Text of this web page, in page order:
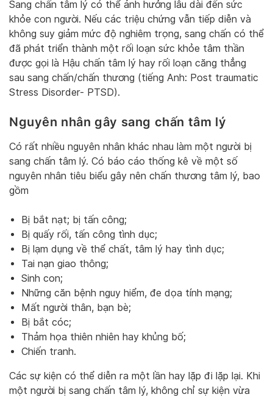
Sang chấn tâm lý có thể ảnh hưởng lâu dài đến sức
khỏe con người. Nếu các triệu chứng vẫn tiếp diễn và
không suy giảm mức độ nghiêm trọng, sang chấn có thể
đã phát triển thành một rối loạn sức khỏe tâm thần
được gọi là Hậu chấn tâm lý hay rối loạn căng thẳng
sau sang chấn/chấn thương (tiếng Anh: Post traumatic
Stress Disorder- PTSD).
Nguyên nhân gây sang chấn tâm lý
Có rất nhiều nguyên nhân khác nhau làm một người bị
sang chấn tâm lý. Có báo cáo thống kê về một số
nguyên nhân tiêu biểu gây nên chấn thương tâm lý, bao
gồm
Bị bắt nạt; bị tấn công;
Bị quấy rối, tấn công tình dục;
Bị lạm dụng về thể chất, tâm lý hay tình dục;
Tai nạn giao thông;
Sinh con;
Những căn bệnh nguy hiểm, đe dọa tính mạng;
Mất người thân, bạn bè;
Bị bắt cóc;
Thảm họa thiên nhiên hay khủng bố;
Chiến tranh.
Các sự kiện có thể diễn ra một lần hay lặp đi lặp lại. Khi
một người bị sang chấn tâm lý, không chỉ sự kiện vừa